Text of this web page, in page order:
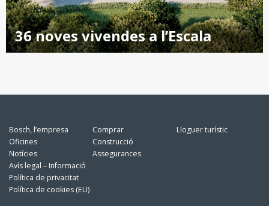
36 noves vivendes a l’Escala
Bosch, l’empresa
Oficines
Notícies
Avís legal – Informació
Política de privacitat
Política de cookies (EU)
Comprar
Construcció
Assegurances
Lloguer turístic